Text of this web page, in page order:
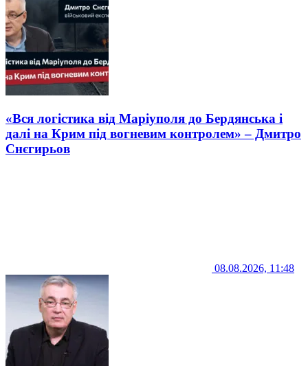
«Вся логістика від Маріуполя до Бердянська і
далі на Крим під вогневим контролем» – Дмитро
Снєгирьов
08.08.2026, 11:48